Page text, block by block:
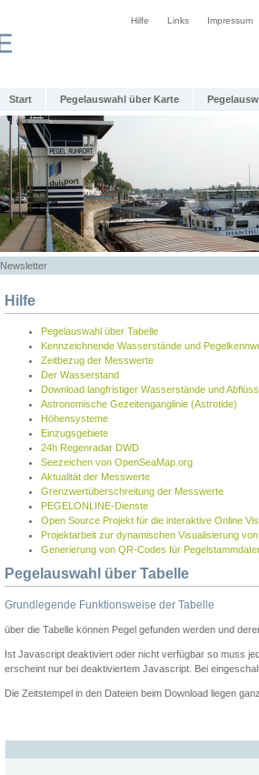
Hilfe Links Impressum
Start Pegelauswahl über Karte
Newsletter
Hilfe
Pegelauswahl über Tabelle
Kennzeichnende Wasserstände und
Zeitbezug der Messwerte
Der Wasserstand
Download langfristiger Wasserstände und
Astronomische Gezeitenganglinie (Astrotide)
Höhensysteme
Einzugsgebiete
24h Regenradar DWD
Seezeichen von OpenSeaMap.org
Aktualität der Messwerte
Grenzwertüberschreitung der Messwerte
PEGELONLINE-Dienste
Open Source Projekt für die interaktive Online
Projektarbeit zur dynamischen Visualisierung
Generierung von QR-Codes für
Pegelauswahl über Tabelle
Grundlegende Funktionsweise der Tabelle
über die Tabelle können Pegel gefunden werden und
Ist Javascript deaktiviert oder nicht verfügbar so muss
erscheint nur bei deaktiviertem Javascript. Bei
Die Zeitstempel in den Dateien beim Download liegen